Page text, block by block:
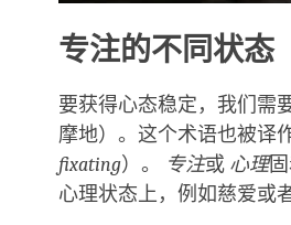
专注的不同状态
要获得心态稳定，我们需
摩地）。这个术语也被译
fixating）。 专注或 心理
心理状态上，例如慈爱或